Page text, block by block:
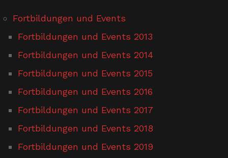
Fortbildungen und Events
Fortbildungen und Events 2013
Fortbildungen und Events 2014
Fortbildungen und Events 2015
Fortbildungen und Events 2016
Fortbildungen und Events 2017
Fortbildungen und Events 2018
Fortbildungen und Events 2019